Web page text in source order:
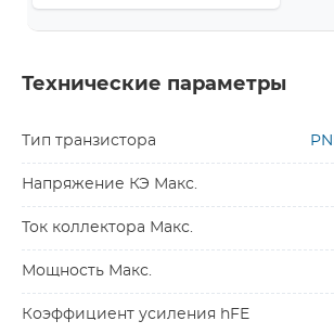
Технические параметры
Тип транзистора
Напряжение КЭ Макс.
Ток коллектора Макс.
Мощность Макс.
Коэффициент усиления hFE